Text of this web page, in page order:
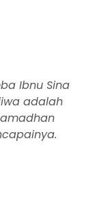
Ibnu Sina
adalah